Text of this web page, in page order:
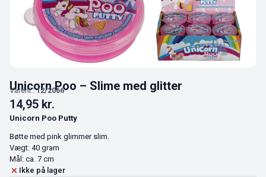
Unicorn Poo – Slime med glitter
Varenr.:12/2066
14,95 kr.
Unicorn Poo Putty
Bøtte med pink glimmer slim.
Vægt: 40 gram
Mål: ca. 7 cm
Ikke på lager